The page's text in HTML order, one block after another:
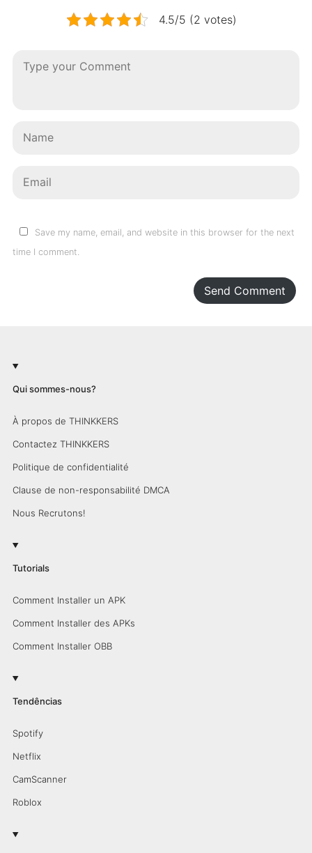
4.5/5 (2 votes)
Save my name, email, and website in this browser for the next
time I comment.
Send Comment
Qui sommes-nous?
À propos de THINKKERS
Contactez THINKKERS
Politique de confidentialité
Clause de non-responsabilité DMCA
Nous Recrutons!
Tutorials
Comment Installer un APK
Comment Installer des APKs
Comment Installer OBB
Tendências
Spotify
Netflix
CamScanner
Roblox